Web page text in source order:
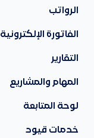
الرواتب
الفاتورة الإلكترونية
التقارير
المهام والمشاريع
لوحة المتابعة
خدمات قيود